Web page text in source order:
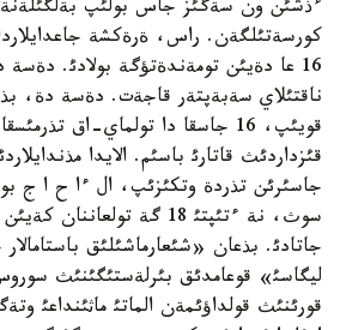
ءذشئن ون سةگئز جاس بولئپ
كورسةتئلگةن. راس، ةرةكشة
16 عا دةيئن تومةندةتؤگة بولادئ.
قويئپ، 16 جاسقا دا تولماي-اق
قئزداردئث قاتارئ باسئم. الايدا
سوث، نة ءتئپتئ 18 گة
جاتادئ. بذعان «شئعارماشئلئق
ليگاسئ» قوعامدئق بئرلةستئگئنئث
قورئنئث قولداؤئمةن الماتئ ماثئنداعئ